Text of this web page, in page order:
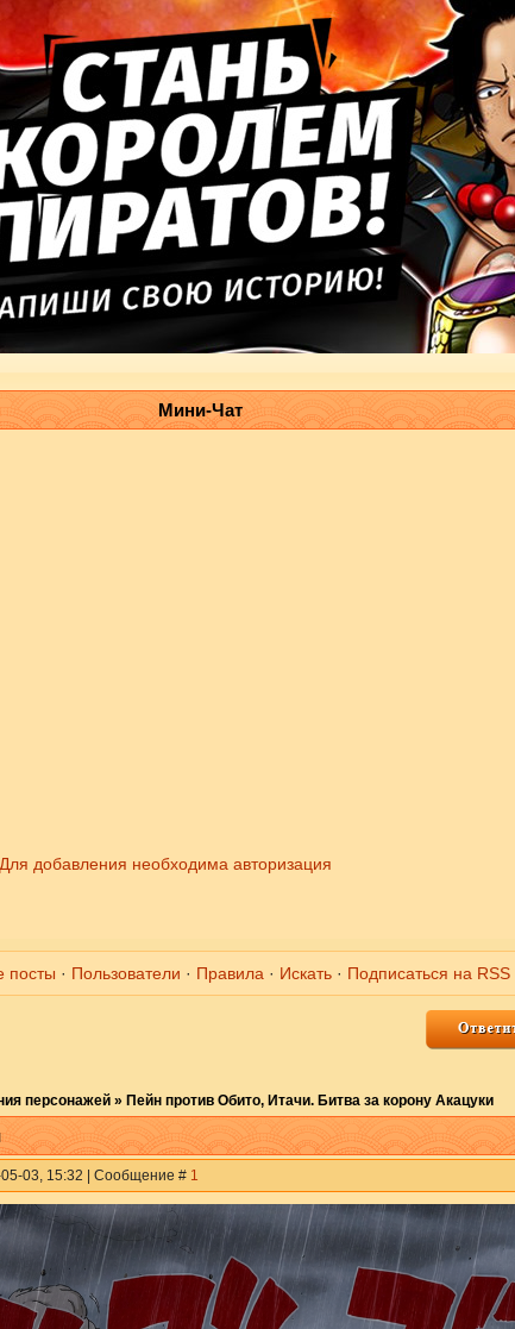
Мини-Чат
Для добавления необходима авторизация
посты · Пользователи · Правила · Искать· Подписаться на RSS
персонажей » Пейн против Обито, Итачи. Битва за корону Акацуки
03, 15:32 | Сообщение # 1